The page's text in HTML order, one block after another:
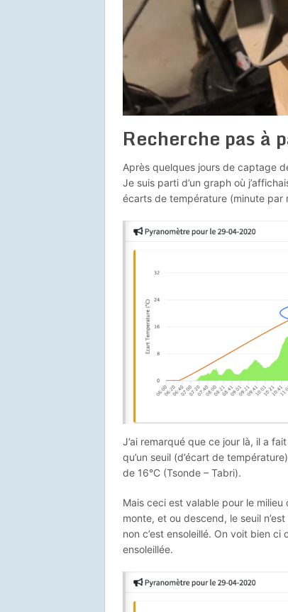
Recherche pas à
Après quelques jours de captage
Je suis parti d’un graph où
écarts de température (minute par
J’ai remarqué que ce jour là, il a
qu’un seuil (d’écart de
de 16°C (Tsonde – Tabri).
Mais ceci est valable pour le milieu
monte, et ou descend, le seuil
non c’est ensoleillé. On voit bien
ensoleillée.